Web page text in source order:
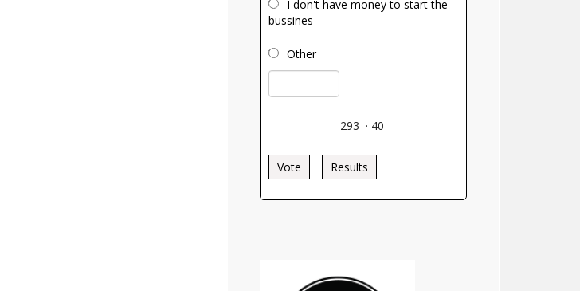
I don't have money to start the
bussines
Other
293 · 40
Vote Results